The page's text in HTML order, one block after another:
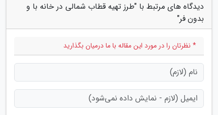
دیدگاه های مرتبط با "طرز تهیه قطاب شمالی در خانه با و
بدون فر"
* نظرتان را در مورد این مقاله با ما درمیان بگذارید